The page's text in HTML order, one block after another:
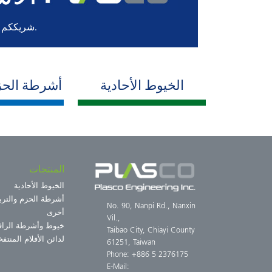
شريككم المتفاني المصنع لمكنات إنتاج البلاستيك بالتشكيل البثقي.
الخيوط الأحادية أشرطة
No. 90, Nanpi Rd., Nanxin
Vil.,
Taibao City, Chiayi County
61251, Taiwan
Phone: +886 5 2376175
E-Mail:
المنتجات
الخيوط الأحادية
أشرطة الحزم
أخرى
خيوط وأشرطة
لدائن الأفلام